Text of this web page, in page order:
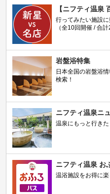
【ニフティ温泉
行ってみたい施設
（全10回開催 / 合計
岩盤浴特集
日本全国の岩盤浴
検索！
ニフティ温泉ニ
温泉にもっと行き
ニフティ温泉 お
温浴施設をお得に